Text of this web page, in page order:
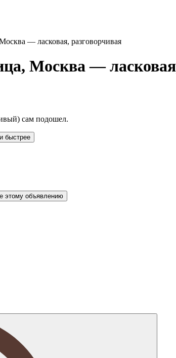
— ласковая, разговорчивая
Москва —
сам подошел.
быстрее
этому объявлению